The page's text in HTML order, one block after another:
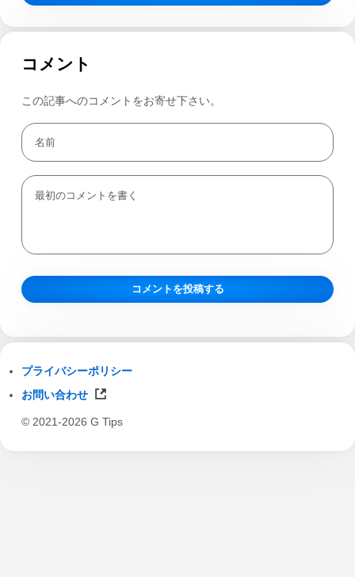
コメント
この記事へのコメントをお寄せ下さい。
プライバシーポリシー
お問い合わせ
© 2021-2026 G Tips